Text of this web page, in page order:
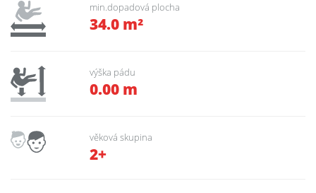
min.dopadová plocha
34.0 m²
výška pádu
0.00 m
věková skupina
2+